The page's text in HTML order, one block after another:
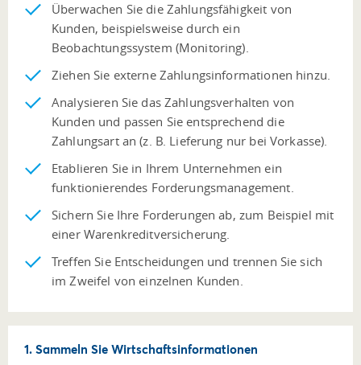
Überwachen Sie die Zahlungsfähigkeit von
Kunden, beispielsweise durch ein
Beobachtungssystem (Monitoring).
Ziehen Sie externe Zahlungsinformationen hinzu.
Analysieren Sie das Zahlungsverhalten von
Kunden und passen Sie entsprechend die
Zahlungsart an (z. B. Lieferung nur bei Vorkasse).
Etablieren Sie in Ihrem Unternehmen ein
funktionierendes Forderungsmanagement.
Sichern Sie Ihre Forderungen ab, zum Beispiel mit
einer Warenkreditversicherung.
Treffen Sie Entscheidungen und trennen Sie sich
im Zweifel von einzelnen Kunden.
1. Sammeln Sie Wirtschaftsinformationen